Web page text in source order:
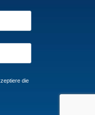
die